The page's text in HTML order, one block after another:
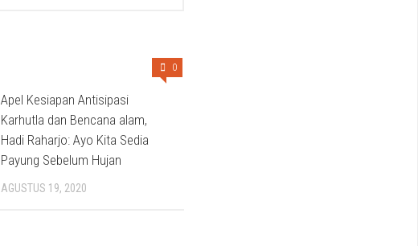
0
Apel Kesiapan Antisipasi
Karhutla dan Bencana alam,
Hadi Raharjo: Ayo Kita Sedia
Payung Sebelum Hujan
AGUSTUS 19, 2020